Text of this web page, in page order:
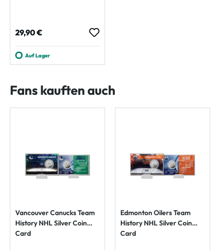
Regulärer Preis:
29,90 €
Auf Lager
Fans kauften auch
Vancouver Canucks Team
History NHL Silver Coin
Card
Edmonton Oilers Team
History NHL Silver Coin
Card